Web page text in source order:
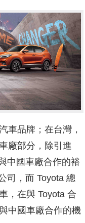
車品牌；在台灣，
廠部分，除引進
中國車廠合作的裕
司，而 Toyota 總
，在與 Toyota 合
中國車廠合作的機